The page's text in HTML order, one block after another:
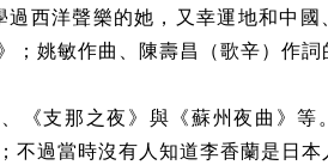
西洋聲樂的她，又幸運地和中國
；姚敏作曲、陳壽昌（歌辛）作詞
支那之夜》與《蘇州夜曲》等
過當時沒有人知道李香蘭是日本